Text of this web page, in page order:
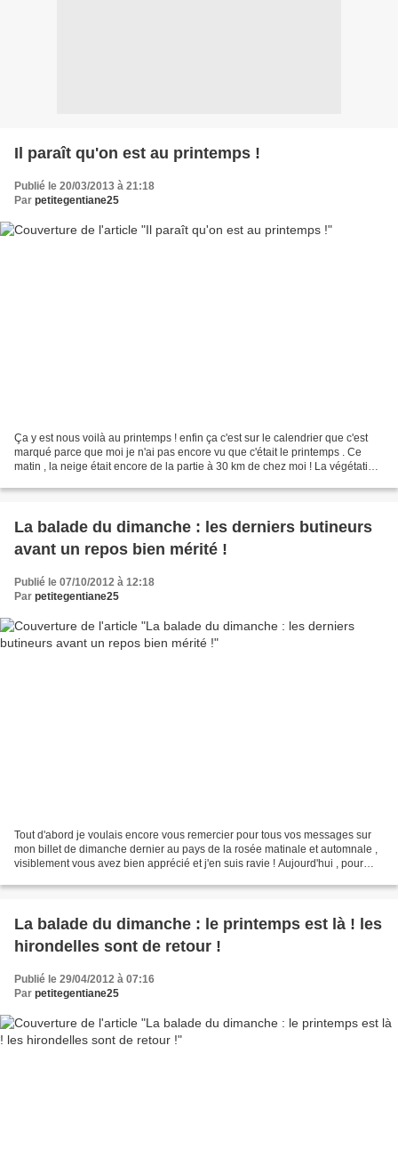
Il paraît qu'on est au printemps !
Publié le 20/03/2013 à 21:18
Par petitegentiane25
Ça y est nous voilà au printemps ! enfin ça c'est sur le calendrier que c'est
marqué parce que moi je n'ai pas encore vu que c'était le printemps . Ce
matin , la neige était encore de la partie à 30 km de chez moi ! La végétation
La balade du dimanche : les derniers butineurs
avant un repos bien mérité !
Publié le 07/10/2012 à 12:18
Par petitegentiane25
Tout d'abord je voulais encore vous remercier pour tous vos messages sur
mon billet de dimanche dernier au pays de la rosée matinale et automnale ,
visiblement vous avez bien apprécié et j'en suis ravie ! Aujourd'hui , pour
La balade du dimanche : le printemps est là ! les
hirondelles sont de retour !
Publié le 29/04/2012 à 07:16
Par petitegentiane25